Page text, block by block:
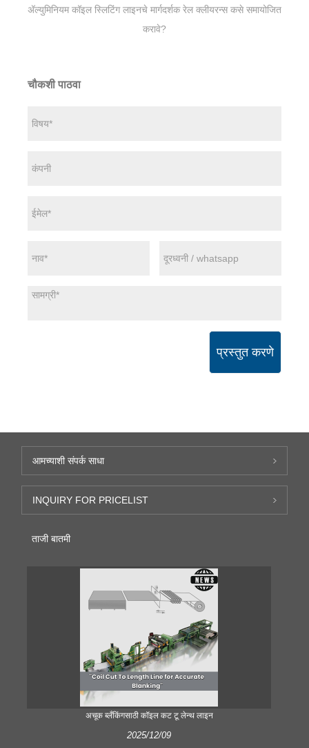
अ‍ॅल्युमिनियम कॉइल स्लिटिंग लाइनचे मार्गदर्शक रेल क्लीयरन्स कसे समायोजित
करावे?
चौकशी पाठवा
प्रस्तुत करणे
आमच्याशी संपर्क साधा
INQUIRY FOR PRICELIST
ताजी बातमी
अचूक ब्लँकिंगसाठी कॉइल कट टू लेन्थ लाइन
2025/12/09